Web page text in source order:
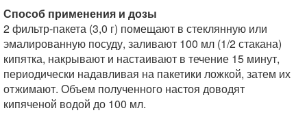
Способ применения и дозы
2 фильтр-пакета (3,0 г) помещают в стеклянную или
эмалированную посуду, заливают 100 мл (1/2 стакана)
кипятка, накрывают и настаивают в течение 15 минут,
периодически надавливая на пакетики ложкой, затем их
отжимают. Объем полученного настоя доводят
кипяченой водой до 100 мл.